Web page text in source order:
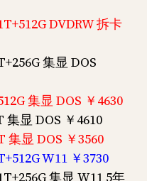
DVDRW 拆卡
集显 DOS
集显 DOS ￥4630
集显 DOS ￥4610
集显 DOS ￥3560
W11 ￥3730
集显 W11 5年